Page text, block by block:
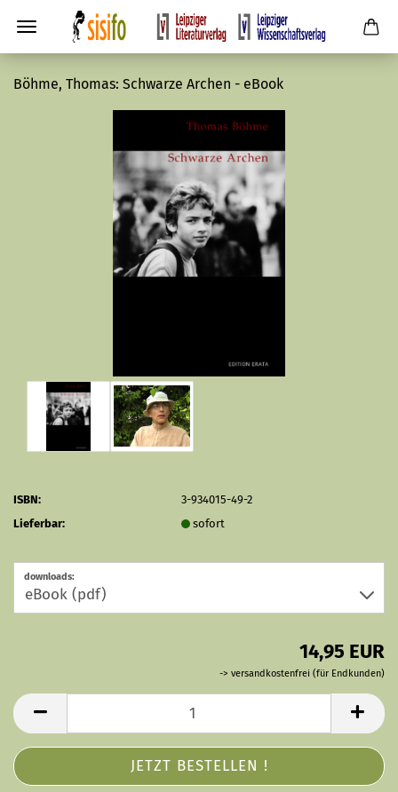
Böhme, Thomas: Schwarze Archen - eBook
ISBN:
3-934015-49-2
Lieferbar:
sofort
downloads:
14,95 EUR
-> versandkostenfrei (für Endkunden)